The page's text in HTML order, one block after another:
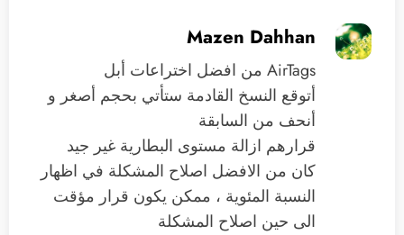
Mazen Dahhan
AirTags من افضل اختراعات أبل
أتوقع النسخ القادمة ستأتي بحجم أصغر و
أنحف من السابقة
قرارهم ازالة مستوى البطارية غير جيد
كان من الافضل اصلاح المشكلة في اظهار
النسبة المئوية ، ممكن يكون قرار مؤقت
الى حين اصلاح المشكلة